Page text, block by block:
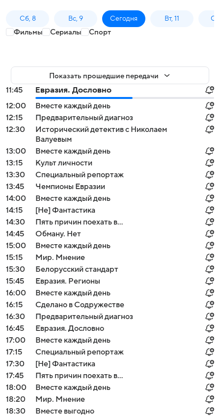
Сб, 8 Вс, 9 Сегодня Вт, 11
Фильмы Сериалы Спорт
Показать прошедшие передачи
11:45
Евразия. Дословно
12:00
Вместе каждый день
12:15
Предварительный диагноз
12:30
Исторический детектив с Николаем
Валуевым
13:00
Вместе каждый день
13:15
Культ личности
13:30
Специальный репортаж
13:45
Чемпионы Евразии
14:00
Вместе каждый день
14:15
[Не] Фантастика
14:30
Пять причин поехать в...
14:45
Обману. Нет
15:00
Вместе каждый день
15:15
Мир. Мнение
15:30
Белорусский стандарт
15:45
Евразия. Регионы
16:00
Вместе каждый день
16:15
Сделано в Содружестве
16:30
Предварительный диагноз
16:45
Евразия. Дословно
17:00
Вместе каждый день
17:15
Специальный репортаж
17:30
[Не] Фантастика
17:45
Пять причин поехать в...
18:00
Вместе каждый день
18:20
Мир. Мнение
18:30
Вместе выгодно